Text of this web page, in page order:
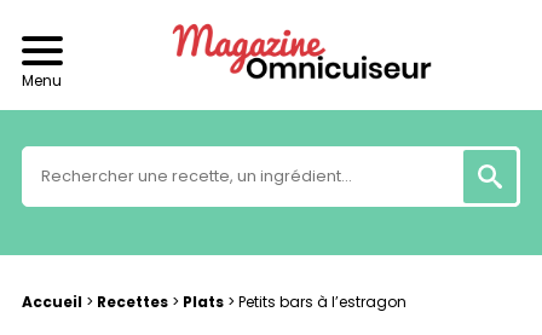
Menu
Accueil> Recettes> Plats> Petits bars à l’estragon